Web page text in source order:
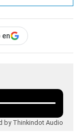
en
by Thinkindot Audio